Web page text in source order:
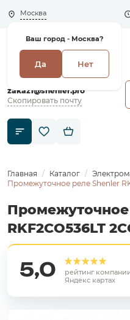
Москва
Ваш город - Москва?
Да Нет
+7 (495) 135-135-5
zakaz1@shenler.pro
Скопировать почту
Главная Каталог
Промежуточное реле Shenler
RKF2CO536LT
5,0
рейтинг
Яндекс картах